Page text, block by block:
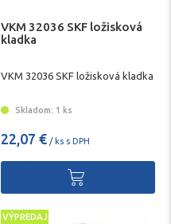
VKM 32036 SKF ložisková
kladka
VKM 32036 SKF ložisková kladka
Skladom: 1 ks
22,07 € / ks s DPH
VÝPREDAJ